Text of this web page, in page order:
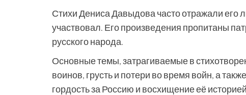
Стихи Дениса Давыдова часто отражали его
участвовал. Его произведения пропитаны
русского народа.
Основные темы, затрагиваемые в
воинов, грусть и потери во время войн, а
гордость за Россию и восхищение её